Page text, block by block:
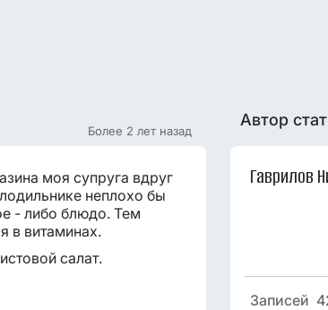
Более 2 лет назад
моя супруга вдруг
неплохо бы
- либо блюдо. Тем
в витаминах.
салат.
Автор
Гаврилов
Записей